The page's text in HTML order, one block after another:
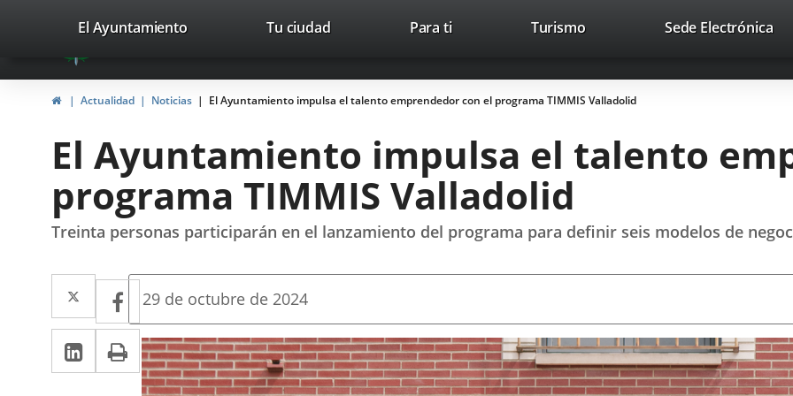
Portal
Web
del
Valladolid
avaTop Trabaja con nosotros Contacto
valladolid.es
El Ayuntamiento Tu ciudad Para ti TurismoEste
abrirá
en
ventana
nueva.
Sede Electrónica
InicioActualidad Noticias El Ayuntamiento impulsa el talento emprendedor con el programa TIMMIS Valladolid
El Ayuntamiento impulsa el talento
programa TIMMIS Valladolid
Treinta personas participarán en el lanzamiento del programa para definir seis modelos de
Twitter
Enlace
a
una
aplicación
Facebook
Enlace
a
una
aplicación
LinkedIn
Enlace
a
Imprimir
Fecha
la
noticia
29 de octubre de 2024